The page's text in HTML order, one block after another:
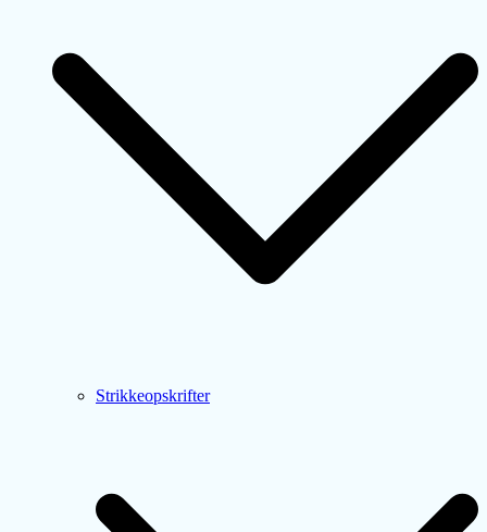
Strikkeopskrifter